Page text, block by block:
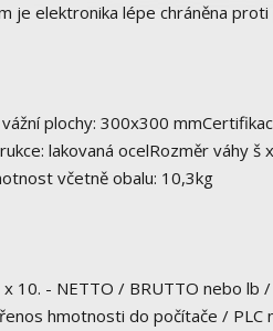
je elektronika lépe chráněna proti
plochy: 300x300
lakovaná ocelRozměr váhy
včetně obalu: 10,3kg
10. - NETTO / BRUTTO nebo
hmotnosti do počítače /